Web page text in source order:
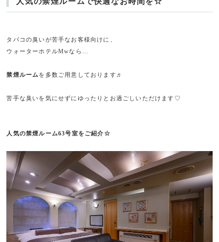
タバコの臭いが苦手なお客様向けに、
ウォーターホテルMwなら…
禁煙ルームを多数ご用意しております♬
苦手な臭いを気にせずにゆったりとお過ごしいただけます♡
人気の禁煙ルーム63号室をご紹介☆